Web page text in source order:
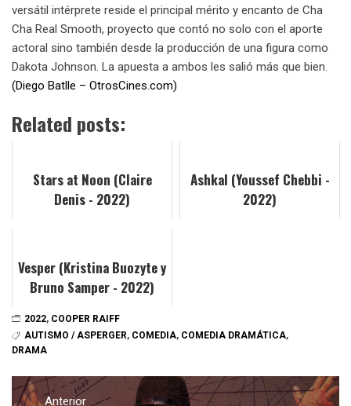
versátil intérprete reside el principal mérito y encanto de Cha
Cha Real Smooth, proyecto que contó no solo con el aporte
actoral sino también desde la producción de una figura como
Dakota Johnson. La apuesta a ambos les salió más que bien.
(Diego Batlle – OtrosCines.com)
Related posts:
Stars at Noon (Claire
Denis - 2022)
Ashkal (Youssef Chebbi -
2022)
Vesper (Kristina Buozyte y
Bruno Samper - 2022)
2022, COOPER RAIFF
AUTISMO / ASPERGER, COMEDIA, COMEDIA DRAMÁTICA,
DRAMA
Navegación
Anterior